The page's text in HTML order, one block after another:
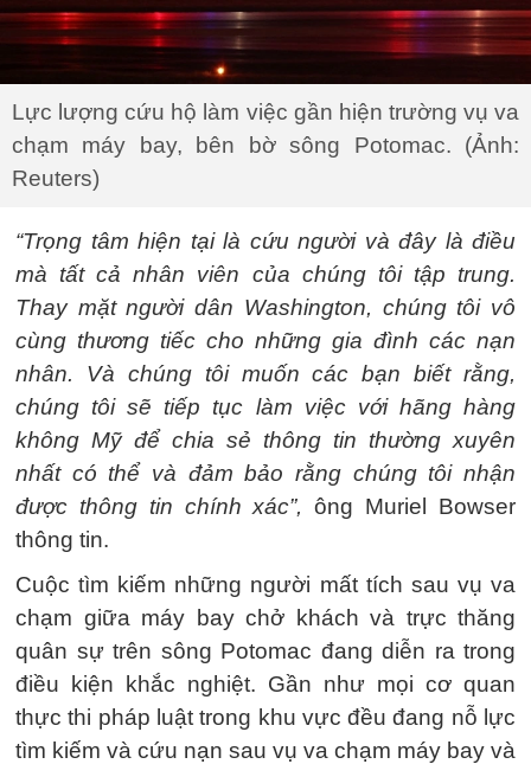
Lực lượng cứu hộ làm việc gần hiện trường vụ va
chạm máy bay, bên bờ sông Potomac. (Ảnh:
Reuters)
“Trọng tâm hiện tại là cứu người và đây là điều
mà tất cả nhân viên của chúng tôi tập trung.
Thay mặt người dân Washington, chúng tôi vô
cùng thương tiếc cho những gia đình các nạn
nhân. Và chúng tôi muốn các bạn biết rằng,
chúng tôi sẽ tiếp tục làm việc với hãng hàng
không Mỹ để chia sẻ thông tin thường xuyên
nhất có thể và đảm bảo rằng chúng tôi nhận
được thông tin chính xác”, ông Muriel Bowser
thông tin.
Cuộc tìm kiếm những người mất tích sau vụ va
chạm giữa máy bay chở khách và trực thăng
quân sự trên sông Potomac đang diễn ra trong
điều kiện khắc nghiệt. Gần như mọi cơ quan
thực thi pháp luật trong khu vực đều đang nỗ lực
tìm kiếm và cứu nạn sau vụ va chạm máy bay và